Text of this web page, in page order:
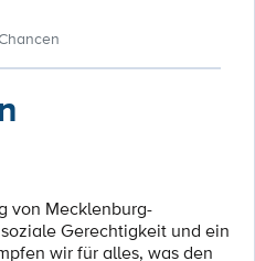
von Mecklenburg-
Gerechtigkeit und ein
wir für alles, was den